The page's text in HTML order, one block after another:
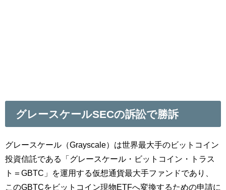
グレースケールSECの訴訟で勝訴
グレースケール（Grayscale）は世界最大手のビットコイン
投資信託である「グレースケール・ビットコイン・トラス
ト＝GBTC」を運用する仮想通貨最大手ファンドであり、
このGBTCをビットコイン現物ETFへ変換するための申請に